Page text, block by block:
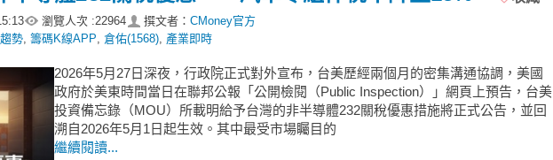
瀏覽人次 :22964 撰文者： CMoney官方
勢 籌碼K線APP 倉佑(1568) 產業即時
2026年5月27日深夜，行政院正式對外宣布，台美歷經兩個月的密集溝通協調，美國
政府於美東時間當日在聯邦公報「公開檢閱（Public Inspection）」網頁上預告，台美
投資備忘錄（MOU）所載明給予台灣的非半導體232關稅優惠措施將正式公告，並回
溯自2026年5月1日起生效。其中最受市場矚目的
繼續閱讀...